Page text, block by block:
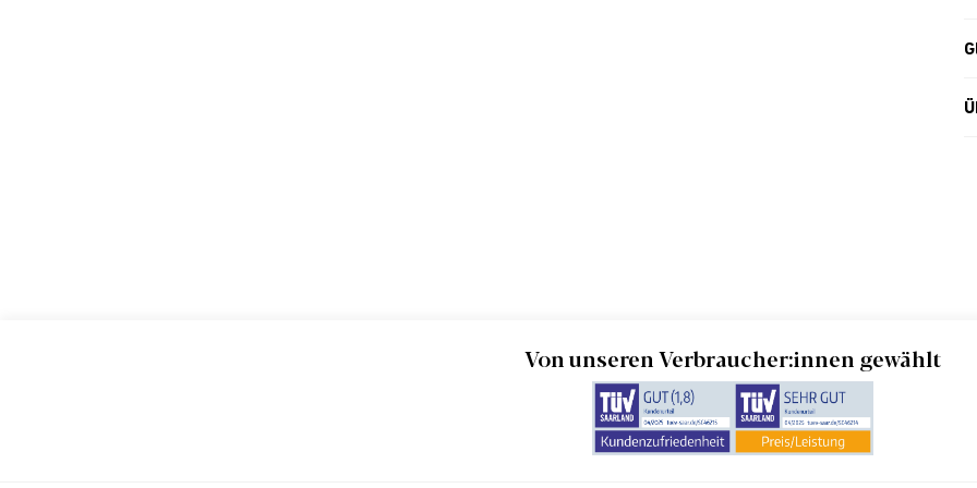
Von unseren Verbraucher:innen gewählt